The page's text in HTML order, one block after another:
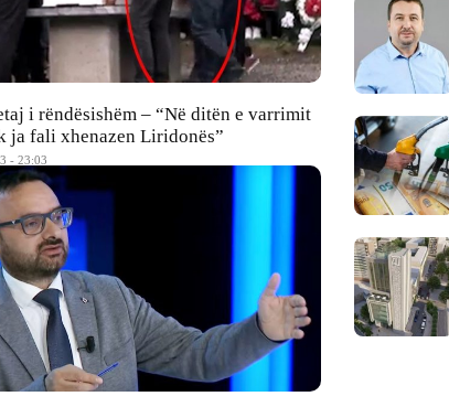
i rëndësishëm – “Në ditën e varrimit
ja fali xhenazen Liridonës”
- 23:03